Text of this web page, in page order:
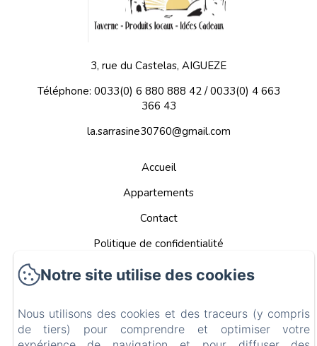
3, rue du Castelas, AIGUEZE
Téléphone: 0033(0) 6 880 888 42 / 0033(0) 4 663
366 43
la.sarrasine30760@gmail.com
Accueil
Appartements
Contact
Politique de confidentialité
Informations légales
EN
FR DE NL
Notre site utilise des cookies
Nous utilisons des cookies et des traceurs (y compris
de tiers) pour comprendre et optimiser votre